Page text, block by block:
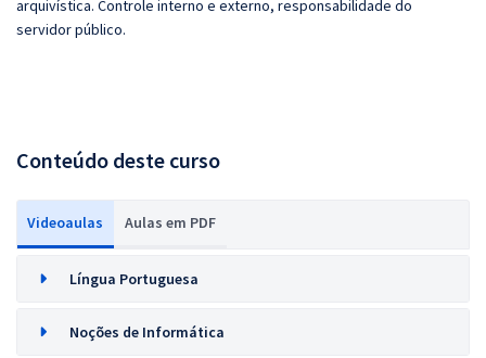
arquivística. Controle interno e externo, responsabilidade do
servidor público.
Conteúdo deste curso
Videoaulas Aulas em PDF
Língua Portuguesa
Noções de Informática